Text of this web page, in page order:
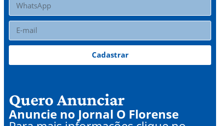
Cadastrar
Quero Anunciar
Anuncie no Jornal O Florense